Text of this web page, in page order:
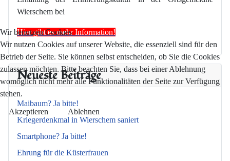
Wierschem bei
Hier gibt es mehr Information!
Neueste Beiträge
Maibaum? Ja bitte!
Kriegerdenkmal in Wierschem saniert
Smartphone? Ja bitte!
Ehrung für die Küsterfrauen
Wir benutzen Cookies
Wir nutzen Cookies auf unserer Website, die essenziell sind für den
Betrieb der Seite. Sie können selbst entscheiden, ob Sie die Cookies
zulassen möchten. Bitte beachten Sie, dass bei einer Ablehnung
womöglich nicht mehr alle Funktionalitäten der Seite zur Verfügung
stehen.
Akzeptieren Ablehnen